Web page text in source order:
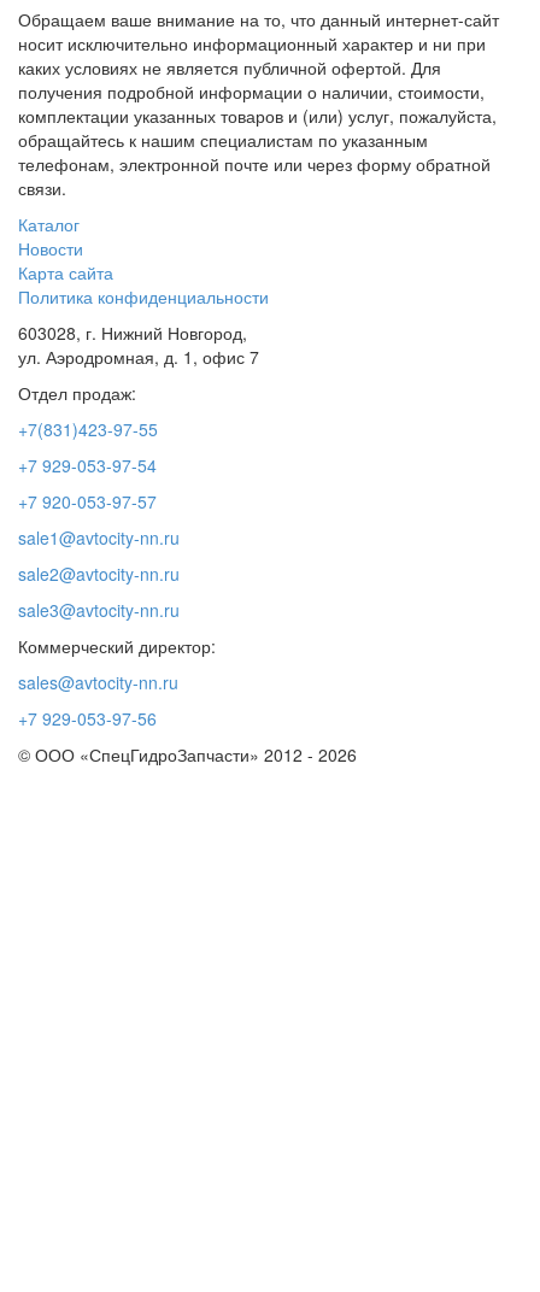
Обращаем ваше внимание на то, что данный интернет-сайт
носит исключительно информационный характер и ни при
каких условиях не является публичной офертой. Для
получения подробной информации о наличии, стоимости,
комплектации указанных товаров и (или) услуг, пожалуйста,
обращайтесь к нашим специалистам по указанным
телефонам, электронной почте или через форму обратной
связи.
Каталог
Новости
Карта сайта
Политика конфиденциальности
603028, г. Нижний Новгород,
ул. Аэродромная, д. 1, офис 7
Отдел продаж:
+7(831)423-97-55
+7 929-053-97-54
+7 920-053-97-57
sale1@avtocity-nn.ru
sale2@avtocity-nn.ru
sale3@avtocity-nn.ru
Коммерческий директор:
sales@avtocity-nn.ru
+7 929-053-97-56
© ООО «СпецГидроЗапчасти» 2012 - 2026